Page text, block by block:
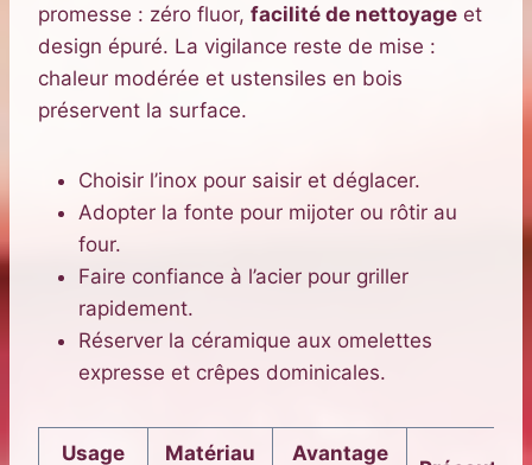
promesse : zéro fluor, facilité de nettoyage et
design épuré. La vigilance reste de mise :
chaleur modérée et ustensiles en bois
préservent la surface.
Choisir l’inox pour saisir et déglacer.
Adopter la fonte pour mijoter ou rôtir au
four.
Faire confiance à l’acier pour griller
rapidement.
Réserver la céramique aux omelettes
expresse et crêpes dominicales.
Usage
Matériau
Avantage